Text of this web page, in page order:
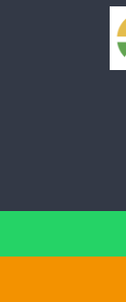
© 2026